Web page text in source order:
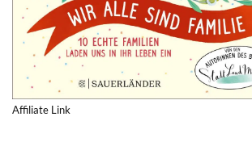
Affiliate Link